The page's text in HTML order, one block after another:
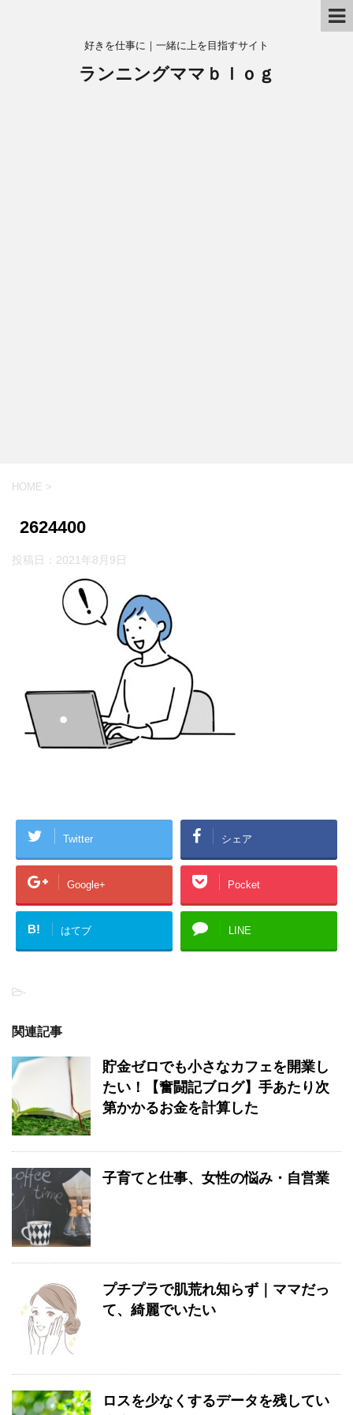
好きを仕事に｜一緒に上を目指すサイト
ランニングママｂｌｏｇ
HOME >
2624400
投稿日： 2021年8月9日
Twitter シェア
Google+ Pocket
B! はてブ LINE
-
関連記事
貯金ゼロでも小さなカフェを開業し
たい！【奮闘記ブログ】手あたり次
第かかるお金を計算した
子育てと仕事、女性の悩み・自営業
プチプラで肌荒れ知らず｜ママだっ
て、綺麗でいたい
ロスを少なくするデータを残してい